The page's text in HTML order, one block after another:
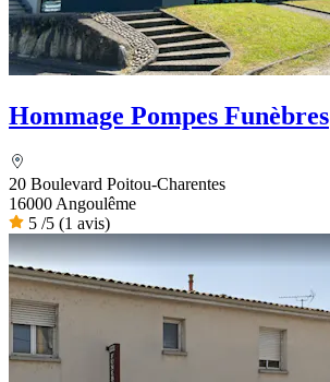
Hommage Pompes Funèbres
20 Boulevard Poitou-Charentes
16000 Angoulême
5 /5 (1 avis)